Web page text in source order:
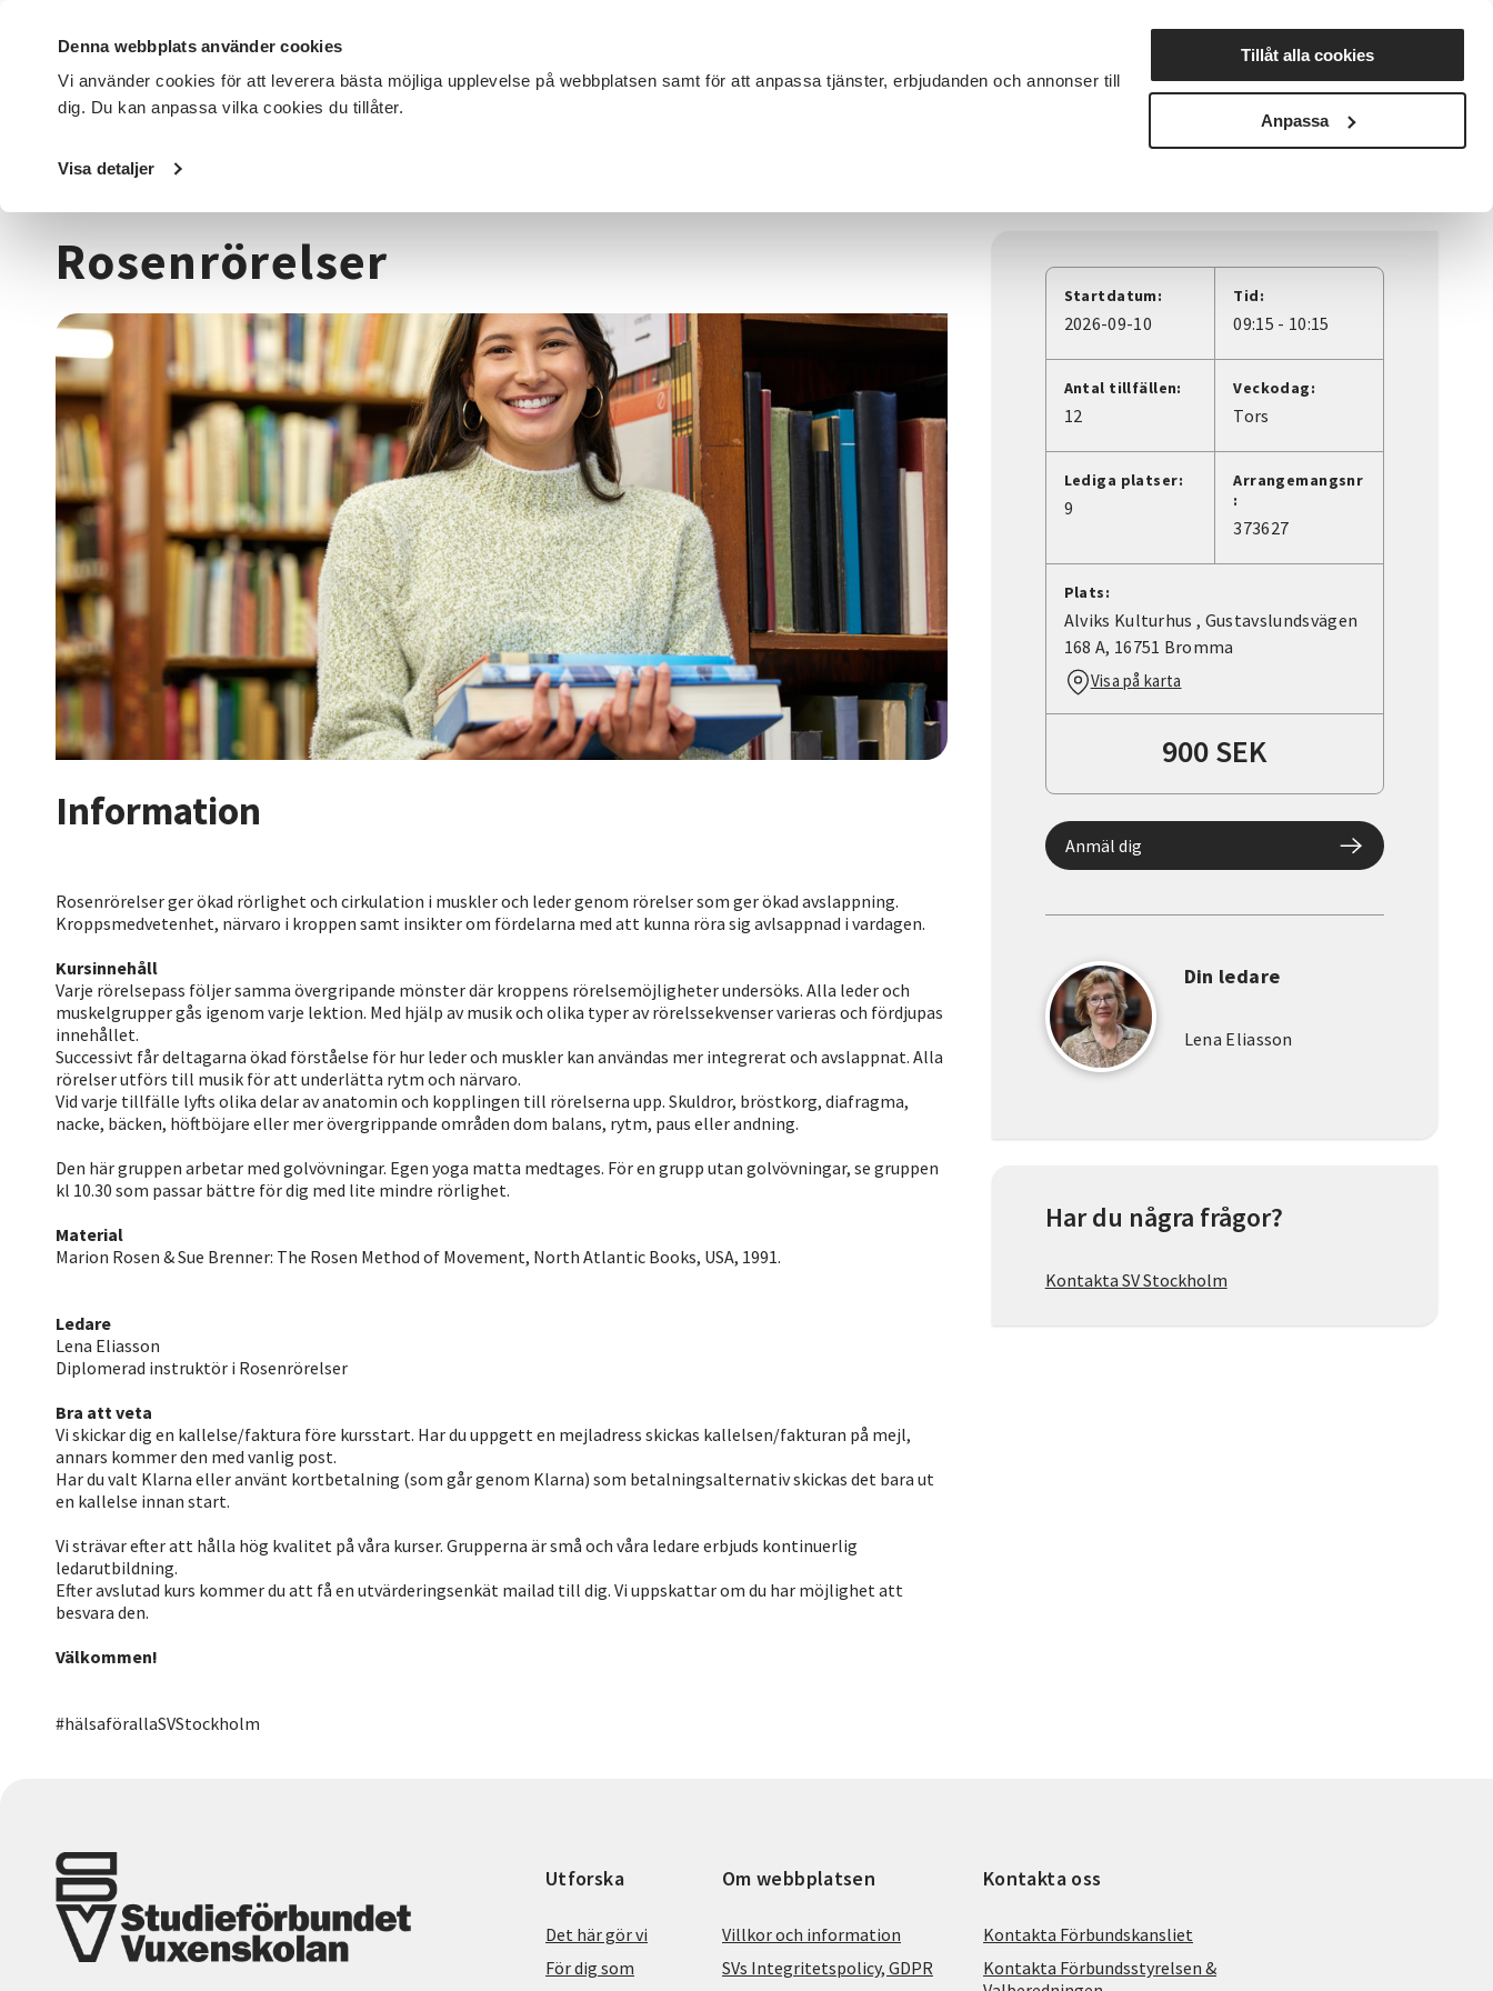
Denna webbplats använder cookies
Vi använder cookies för att leverera bästa möjliga upplevelse på webbplatsen samt för att anpassa tjänster, erbjudanden och annonser till
dig. Du kan anpassa vilka cookies du tillåter.
Visa detaljer
Tillåt alla cookies
Anpassa
DET HÄR GÖR VI FÖR DIG SOM SÖK KURSER OCH EVENEMANG Nyheter Avdelningar
Startsida / Kurser och evenemang
Rosenrörelser
Information
Rosenrörelser ger ökad rörlighet och cirkulation i muskler och leder genom rörelser som ger ökad avslappning.
Kroppsmedvetenhet, närvaro i kroppen samt insikter om fördelarna med att kunna röra sig avlsappnad i vardagen.
Kursinnehåll
Varje rörelsepass följer samma övergripande mönster där kroppens rörelsemöjligheter undersöks. Alla leder och
muskelgrupper gås igenom varje lektion. Med hjälp av musik och olika typer av rörelssekvenser varieras och fördjupas
innehållet.
Successivt får deltagarna ökad förståelse för hur leder och muskler kan användas mer integrerat och avslappnat. Alla
rörelser utförs till musik för att underlätta rytm och närvaro.
Vid varje tillfälle lyfts olika delar av anatomin och kopplingen till rörelserna upp. Skuldror, bröstkorg, diafragma,
nacke, bäcken, höftböjare eller mer övergrippande områden dom balans, rytm, paus eller andning.
Den här gruppen arbetar med golvövningar. Egen yoga matta medtages. För en grupp utan golvövningar, se gruppen
kl 10.30 som passar bättre för dig med lite mindre rörlighet.
Material
Marion Rosen & Sue Brenner: The Rosen Method of Movement, North Atlantic Books, USA, 1991.
Ledare
Lena Eliasson
Diplomerad instruktör i Rosenrörelser
Bra att veta
Vi skickar dig en kallelse/faktura före kursstart. Har du uppgett en mejladress skickas kallelsen/fakturan på mejl,
annars kommer den med vanlig post.
Har du valt Klarna eller använt kortbetalning (som går genom Klarna) som betalningsalternativ skickas det bara ut
en kallelse innan start.
Vi strävar efter att hålla hög kvalitet på våra kurser. Grupperna är små och våra ledare erbjuds kontinuerlig
ledarutbildning.
Efter avslutad kurs kommer du att få en utvärderingsenkät mailad till dig. Vi uppskattar om du har möjlighet att
besvara den.
Välkommen!
#hälsaförallaSVStockholm
Startdatum:
2026-09-10
Tid:
09:15 - 10:15
Antal tillfällen:
12
Veckodag:
Tors
Lediga platser:
9
Arrangemangsnr
:
373627
Plats:
Alviks Kulturhus , Gustavslundsvägen
168 A, 16751 Bromma
Visa på karta
900 SEK
Anmäl dig
Din ledare
Lena Eliasson
Har du några frågor?
Kontakta SV Stockholm
Utforska
Det här gör vi
För dig som
Om webbplatsen
Villkor och information
SVs Integritetspolicy, GDPR
Kontakta oss
Kontakta Förbundskansliet
Kontakta Förbundsstyrelsen &